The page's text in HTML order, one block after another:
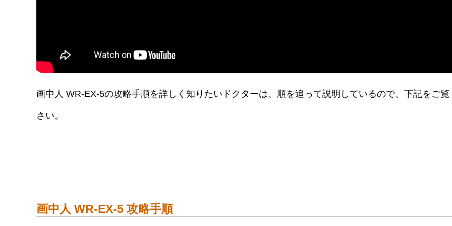
画中人 WR-EX-5の攻略手順を詳しく知りたいドクターは、順を追って説明しているので、下記をご覧
さい。
画中人 WR-EX-5 攻略手順